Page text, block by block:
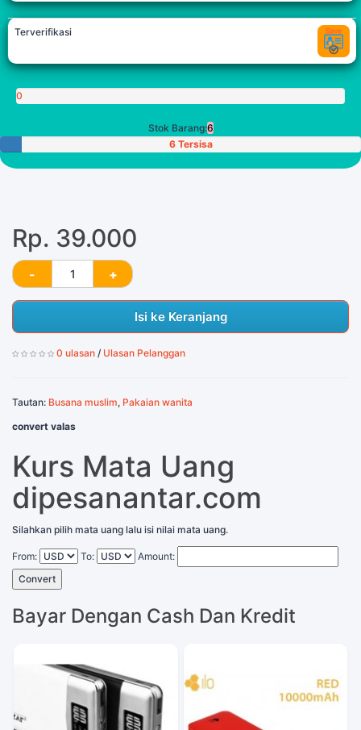
Terverifikasi
0
Stok Barang:6
6 Tersisa
Rp. 39.000
Isi ke Keranjang
0 ulasan / Ulasan Pelanggan
Tautan: Busana muslim, Pakaian wanita
convert valas
Kurs Mata Uang
dipesanantar.com
Silahkan pilih mata uang lalu isi nilai mata uang.
From: To:
Amount:
Convert
Bayar Dengan Cash Dan Kredit